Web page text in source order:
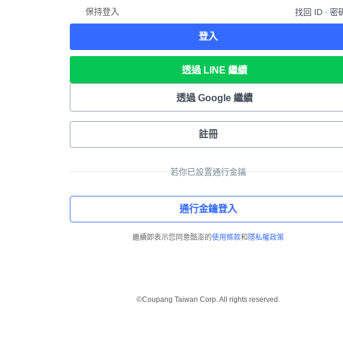
保持登入 找回 ID ∙ 密
登入
透過 LINE 繼續
透過 Google 繼續
註冊
若你已設置通行金鑰
通行金鑰登入
繼續即表示您同意酷澎的使用條款和 隱私權政策
©Coupang Taiwan Corp. All rights reserved.